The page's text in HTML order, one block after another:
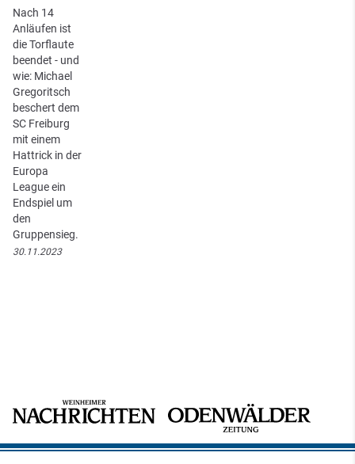
Nach 14
Anläufen ist
die Torflaute
beendet - und
wie: Michael
Gregoritsch
beschert dem
SC Freiburg
mit einem
Hattrick in der
Europa
League ein
Endspiel um
den
Gruppensieg.
30.11.2023